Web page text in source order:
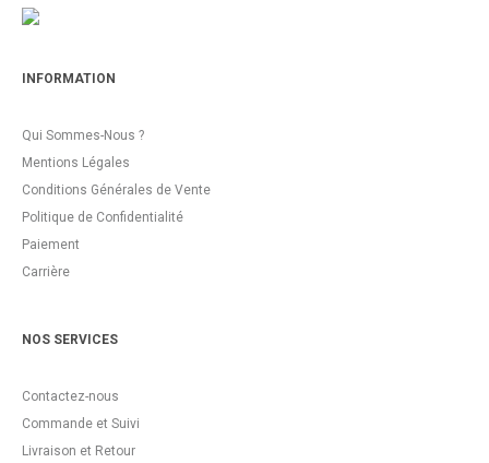
INFORMATION
Qui Sommes-Nous ?
Mentions Légales
Conditions Générales de Vente
Politique de Confidentialité
Paiement
Carrière
NOS SERVICES
Contactez-nous
Commande et Suivi
Livraison et Retour